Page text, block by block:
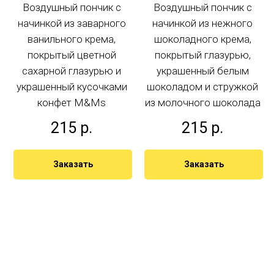
Воздушный пончик с
начинкой из заварного
ванильного крема,
покрытый цветной
сахарной глазурью и
украшенный кусочками
конфет M&Ms
215 р.
Заказать
Воздушный пончик с
начинкой из нежного
шоколадного крема,
покрытый глазурью,
украшенный белым
шоколадом и стружкой
из молочного шоколада
215 р.
Заказать